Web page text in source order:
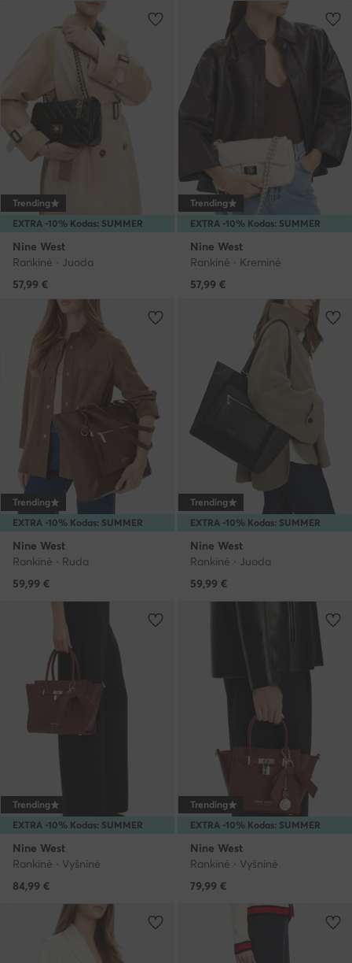
EXTRA -10% Kodas: SUMMER
Trending
Nine West
Rankinė · Juoda
57,99 €
EXTRA -10% Kodas: SUMMER
Trending
Nine West
Rankinė · Kreminė
57,99 €
EXTRA -10% Kodas: SUMMER
Trending
Nine West
Rankinė · Ruda
59,99 €
EXTRA -10% Kodas: SUMMER
Trending
Nine West
Rankinė · Juoda
59,99 €
EXTRA -10% Kodas: SUMMER
Trending
Nine West
Rankinė · Vyšninė
84,99 €
EXTRA -10% Kodas: SUMMER
Trending
Nine West
Rankinė · Vyšninė
79,99 €